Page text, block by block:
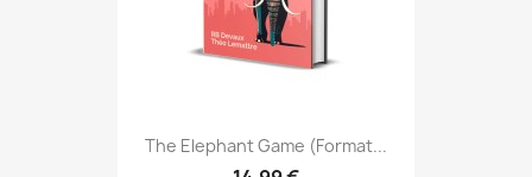
The Elephant Game (format...